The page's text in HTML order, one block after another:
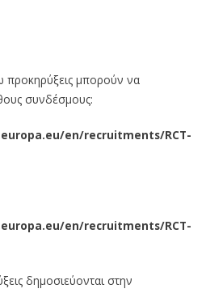
προκηρύξεις μπορούν να
συνδέσμους:
en/recruitments/RCT-
en/recruitments/RCT-
δημοσιεύονται στην